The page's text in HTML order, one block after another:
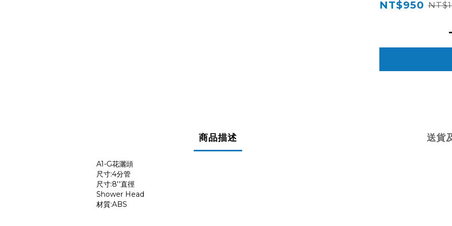
NT$950
商品描述 送貨
A1-G花灑頭
尺寸:4分管
尺寸:8''直徑
Shower Head
材質:ABS